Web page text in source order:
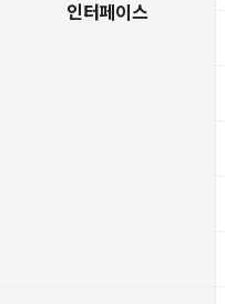
인터페이스